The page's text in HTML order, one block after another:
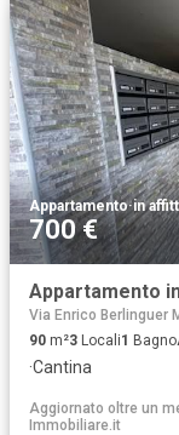
Appartamento·in
700 €
Appartamento
Via Enrico Berlinguer
90 m²3 Locali1 Bagno
·Cantina
Aggiornato oltre un
Immobiliare.it